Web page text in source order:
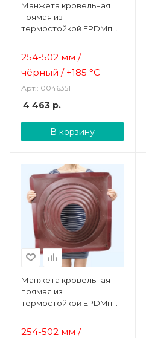
Манжета кровельная
прямая из
термостойкой EPDMп
254-502 мм /
чёрный / +185 °C
Арт.: 0046351
4 463 р.
В корзину
Манжета кровельная
прямая из
термостойкой EPDMп
254-502 мм /